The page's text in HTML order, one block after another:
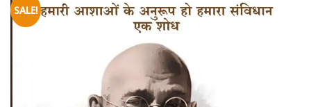
SALE!